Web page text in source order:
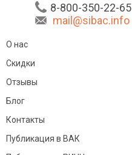
8-800-350-22-65
mail@sibac.info
О нас
Скидки
Отзывы
Блог
Контакты
Публикация в ВАК